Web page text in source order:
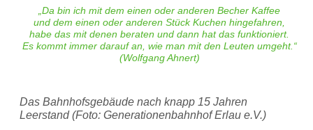
„Da bin ich mit dem einen oder anderen Becher Kaffee
und dem einen oder anderen Stück Kuchen hingefahren,
habe das mit denen beraten und dann hat das funktioniert.
Es kommt immer darauf an, wie man mit den Leuten umgeht.“
(Wolfgang Ahnert)
Das Bahnhofsgebäude nach knapp 15 Jahren
Leerstand (Foto: Generationenbahnhof Erlau e.V.)